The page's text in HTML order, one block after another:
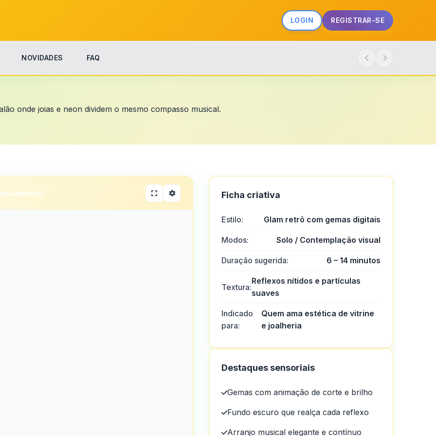
LOGIN REGISTRAR-SE
NOVIDADES FAQ
onde joias e neon dividem o mesmo compasso musical.
LUMINOSO Ficha criativa
Estilo: Glam retrô com gemas digitais
Modos: Solo / Contemplação visual
Duração sugerida: 6 – 14 minutos
Textura:
Reflexos nítidos e partículas
suaves
Indicado
para:
Quem ama estética de vitrine
e joalheria
Destaques sensoriais
Gemas com animação de corte e brilho
Fundo escuro que realça cada reflexo
Arranjo musical elegante e contínuo